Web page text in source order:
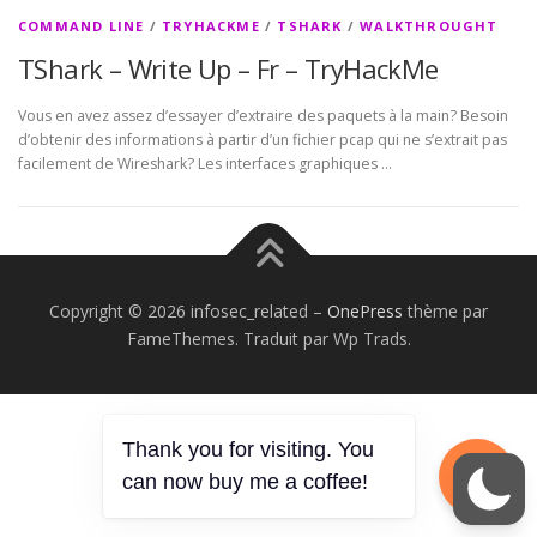
COMMAND LINE / TRYHACKME / TSHARK /WALKTHROUGHT
TShark – Write Up – Fr – TryHackMe
Vous en avez assez d’essayer d’extraire des paquets à la main? Besoin
d’obtenir des informations à partir d’un fichier pcap qui ne s’extrait pas
facilement de Wireshark? Les interfaces graphiques …
Copyright © 2026 infosec_related – OnePress thème par
FameThemes. Traduit par Wp Trads.
Thank you for visiting. You
can now buy me a coffee!